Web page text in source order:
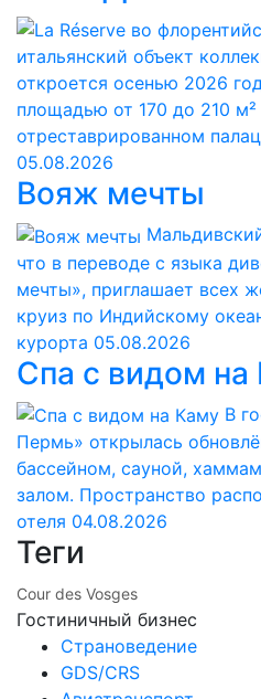
итальянский объект
откроется осенью 2026
площадью от 170 до 210 м²
отреставрированном
05.08.2026
Вояж мечты
что в переводе с языка
мечты», приглашает всех
круиз по Индийскому
курорта 05.08.2026
Спа с видом на
В
Пермь» открылась
бассейном, сауной,
залом. Пространство
отеля 04.08.2026
Теги
Cour des Vosges
Гостиничный бизнес
Страноведение
GDS/CRS